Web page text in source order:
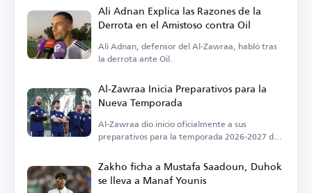
Ali Adnan Explica las Razones de la
Derrota en el Amistoso contra Oil
Ali Adnan, defensor del Al-Zawraa, habló tras
la derrota ante Oil.
Al-Zawraa Inicia Preparativos para la
Nueva Temporada
Al-Zawraa dio inicio oficialmente a sus
preparativos para la temporada 2026-2027 de
Zakho ficha a Mustafa Saadoun, Duhok
se lleva a Manaf Younis